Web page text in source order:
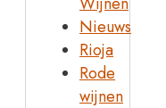
Nieuws
Rioja
Rode
wijnen